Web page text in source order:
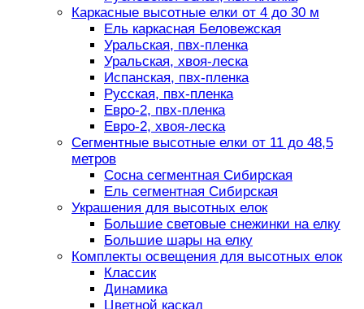
Каркасные высотные елки от 4 до 30 м
Ель каркасная Беловежская
Уральская, пвх-пленка
Уральская, хвоя-леска
Испанская, пвх-пленка
Русская, пвх-пленка
Евро-2, пвх-пленка
Евро-2, хвоя-леска
Сегментные высотные елки от 11 до 48,5
метров
Сосна сегментная Сибирская
Ель сегментная Сибирская
Украшения для высотных елок
Большие световые снежинки на елку
Большие шары на елку
Комплекты освещения для высотных елок
Классик
Динамика
Цветной каскад